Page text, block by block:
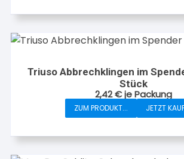
Triuso Abbrechklingen im
Stück
2,42€je Packung
ZUM PRODUKT... JETZT